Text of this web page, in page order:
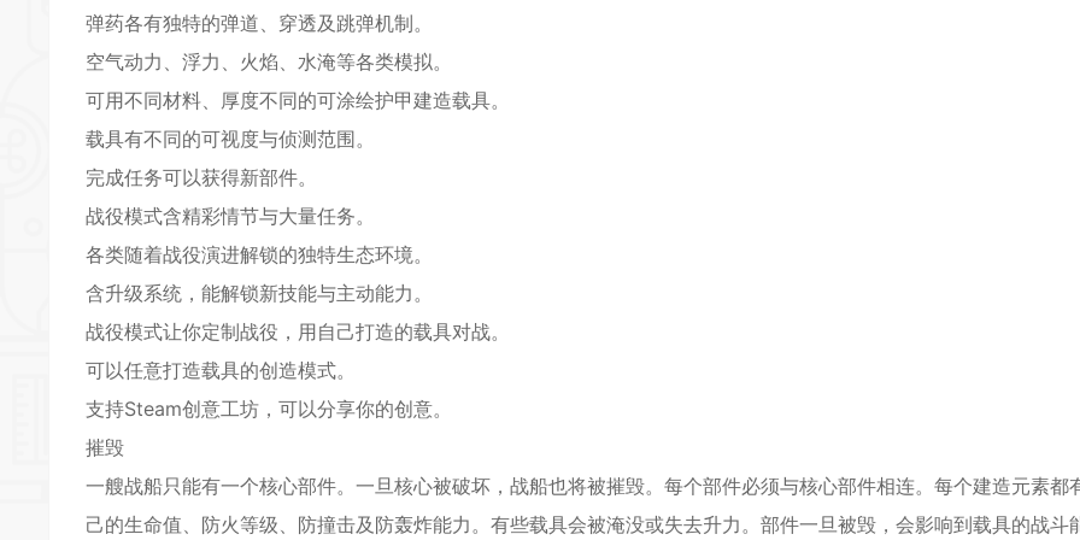
弹药各有独特的弹道、穿透及跳弹机制。
空气动力、浮力、火焰、水淹等各类模拟。
可用不同材料、厚度不同的可涂绘护甲建造载具。
载具有不同的可视度与侦测范围。
完成任务可以获得新部件。
战役模式含精彩情节与大量任务。
各类随着战役演进解锁的独特生态环境。
含升级系统，能解锁新技能与主动能力。
战役模式让你定制战役，用自己打造的载具对战。
可以任意打造载具的创造模式。
支持Steam创意工坊，可以分享你的创意。
摧毁
一艘战船只能有一个核心部件。一旦核心被破坏，战船也将被摧毁。每个部件必须与核心部件相连。每个建造元素都
己的生命值、防火等级、防撞击及防轰炸能力。有些载具会被淹没或失去升力。部件一旦被毁，会影响到载具的战斗